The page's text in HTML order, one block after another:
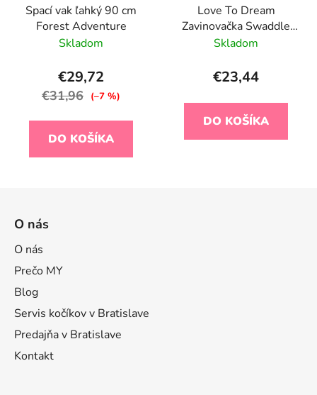
Spací vak ľahký 90 cm
Forest Adventure
Skladom
€29,72
€31,96 (–7 %)
DO KOŠÍKA
Love To Dream
Zavinovačka Swaddle
UP, veľkosť M,
1, Extra Warm
Skladom
€23,44
DO KOŠÍKA
O nás
O nás
Prečo MY
Blog
Servis kočíkov v Bratislave
Predajňa v Bratislave
Kontakt